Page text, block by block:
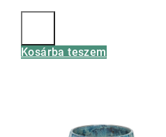
Kosárba teszem